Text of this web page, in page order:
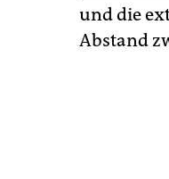
und die
Abstand